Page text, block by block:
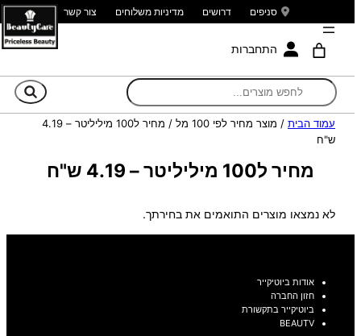
סניפים דרושים מדיניות משלוחים צור קשר
התחברות
עמוד הבית
/ מוצר מחיר לפי 100 מל / מחיר ל100 מיליליטר – 4.19
ש"ח
מחיר ל100 מיליליטר – 4.19 ש"ח
לא נמצאו מוצרים התואמים את בחירתך.
אודות ביוטיקייר
חזון החברה
ביוטיקייר בתקשורת
BEAUTV